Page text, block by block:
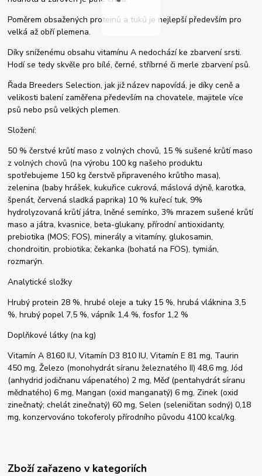
Poměrem obsažených proteinů a tuků je nejlepší především pro
velká až obří plemena.
Díky sníženému obsahu vitamínu A nedochází ke zbarvení srsti.
Hodí se tedy skvěle pro bílé, černé, stříbrné či merle zbarvení psů.
Řada Breeders Selection, jak již název napovídá, je díky ceně a
velikosti balení zaměřena především na chovatele, majitele více
psů nebo psů velkých plemen.
Složení:
50 % čerstvé krůtí maso z volných chovů, 15 % sušené krůtí maso
z volných chovů (na výrobu 100 kg našeho produktu
spotřebujeme 150 kg čerstvě připraveného krůtího masa),
zelenina (baby hrášek, kukuřice cukrová, máslová dýně, karotka,
špenát, červená sladká paprika) 10 % kuřecí tuk, 9%
hydrolyzovaná krůtí játra, lněné semínko, 3% mrazem sušené krůtí
maso a játra, kvasnice, beta-glukany, přírodní antioxidanty,
prebiotika (MOS; FOS), minerály a vitamíny, glukosamin,
chondroitin, probiotika; čekanka (bohatá na FOS), tymián,
rozmarýn.
Analytické složky
Hrubý protein 28 %, hrubé oleje a tuky 15 %, hrubá vláknina 3,5
%, hrubý popel 7,5 %, vápník 1,4 %, fosfor 1,2 %
Doplňkové látky (na kg)
Vitamín A 8160 IU, Vitamín D3 810 IU, Vitamín E 81 mg, Taurin
450 mg, Železo (monohydrát síranu železnatého II) 48,6 mg, Jód
(anhydrid jodičnanu vápenatého) 2 mg, Měď (pentahydrát síranu
měďnatého) 6 mg, Mangan (oxid manganatý) 6 mg, Zinek (oxid
zinečnatý; chelát zinečnatý) 60 mg, Selen (seleničitan sodný) 0,18
mg, konzervováno tokoferoly přírodního původu 4100 kcal/kg.
Zboží zařazeno v kategoriích